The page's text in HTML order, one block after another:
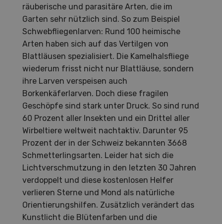
räuberische und parasitäre Arten, die im
Garten sehr nützlich sind. So zum Beispiel
Schwebfliegenlarven: Rund 100 heimische
Arten haben sich auf das Vertilgen von
Blattläusen spezialisiert. Die Kamelhalsfliege
wiederum frisst nicht nur Blattläuse, sondern
ihre Larven verspeisen auch
Borkenkäferlarven. Doch diese fragilen
Geschöpfe sind stark unter Druck. So sind rund
60 Prozent aller Insekten und ein Drittel aller
Wirbeltiere weltweit nachtaktiv. Darunter 95
Prozent der in der Schweiz bekannten 3668
Schmetterlingsarten. Leider hat sich die
Lichtverschmutzung in den letzten 30 Jahren
verdoppelt und diese kostenlosen Helfer
verlieren Sterne und Mond als natürliche
Orientierungshilfen. Zusätzlich verändert das
Kunstlicht die Blütenfarben und die